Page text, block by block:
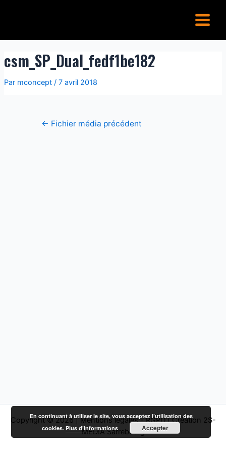
Menu
csm_SP_Dual_fedf1be182
Par mconcept / 7 avril 2018
← Fichier média précédent
Copyright © 2026 |Mentions légales - RGPD|Création 2S-
MEDIA Sarrebourg
En continuant à utiliser le site, vous acceptez l’utilisation des
cookies.Plus d’informations Accepter